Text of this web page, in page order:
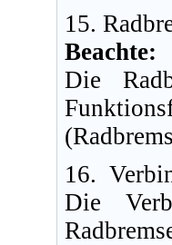
15.
Beachte:
Die
16.
Die